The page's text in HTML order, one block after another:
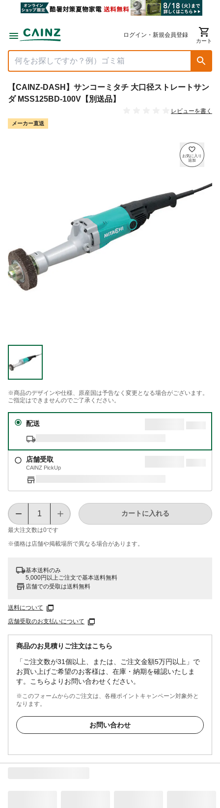
ログイン・新規会員登録
カート
【CAINZ-DASH】サンコーミタチ 大口径ストレートサン
ダ MSS125BD-100V【別送品】
レビューを書く
メーカー直送
※商品のデザインや仕様、原産国は予告なく変更となる場合がございます。
ご指定はできませんのでご了承ください。
配送
店舗受取
CAINZ PickUp
最大注文数は0です
カートに入れる
※価格は​店舗や​掲載場所で​異なる​場合が​あります。
基本送料のみ
5,000円以上ご注文で基本送料無料
店舗での受取は送料無料
送料について
店舗受取のお支払いについて
商品のお見積りご注文はこちら
「ご注文数が31個以上、または、ご注文金額5万円以上」で
お買い上げご希望のお客様は、在庫・納期を確認いたしま
す。こちらよりお問い合わせください。
※このフォームからのご注文は、各種ポイントキャンペーン対象外と
なります。
お問い合わせ